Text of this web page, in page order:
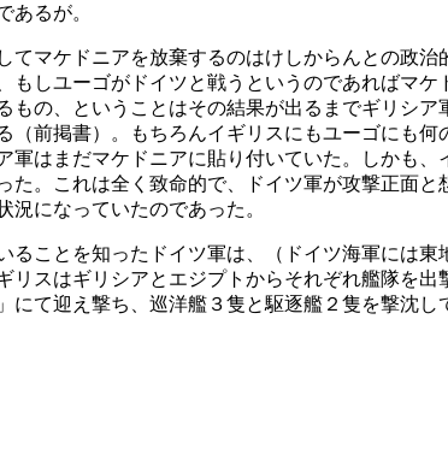
あるが。
マケドニアを放棄するのはけしからんとの政治
しユーゴがドイツと戦うというのであればマ
の、ということはその結果が出るまでギリシア
前掲書）。もちろんイギリスにもユーゴにも何
はまだマケドニアに貼り付いていた。しかも、
。これは全く致命的で、ドイツ軍が攻撃正面
になっていたのであった。
ことを知ったドイツ軍は、（ドイツ海軍には東
スはギリシアとエジプトからそれぞれ艦隊を出
て迎え撃ち、巡洋艦３隻と駆逐艦２隻を撃沈